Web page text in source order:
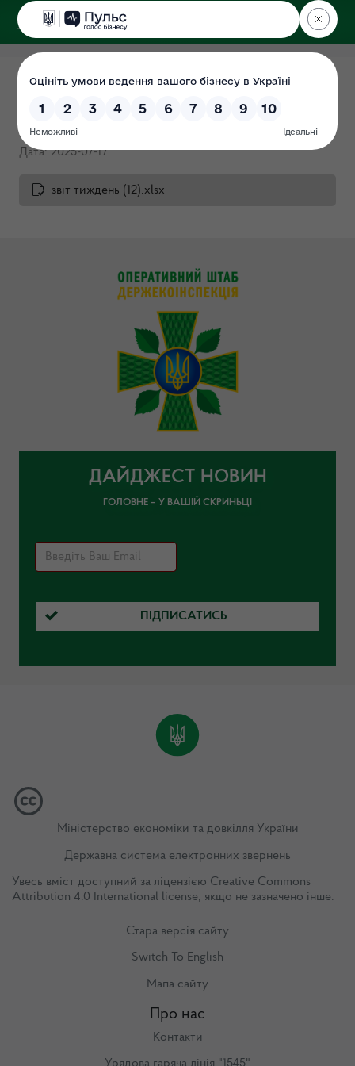
ДЕРЖЕКОІНСПЕКЦІЯ
Щотижневий звіт 11.07.2025 -
18.07.2025
Дата: 2025-07-17
звіт тиждень (12).xlsx
ДАЙДЖЕСТ НОВИН
ГОЛОВНЕ – У ВАШІЙ СКРИНЬЦІ
ПІДПИСАТИСЬ
Міністерство економіки та довкілля України
Державна система електронних звернень
Увесь вміст доступний за ліцензією Creative Commons
Attribution 4.0 International license, якщо не зазначено інше.
Стара версія сайту
Switch To English
Мапа сайту
Про нас
Контакти